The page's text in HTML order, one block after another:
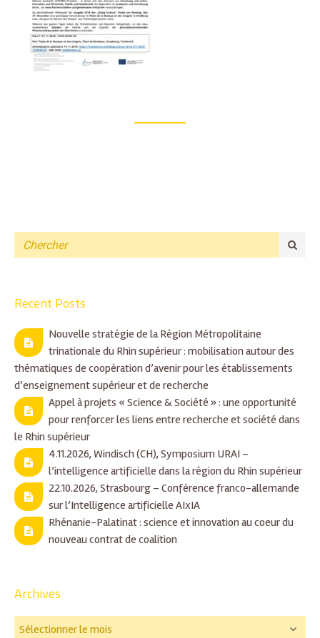
Recent Posts
Nouvelle stratégie de la Région Métropolitaine
trinationale du Rhin supérieur : mobilisation autour des
thématiques de coopération d’avenir pour les établissements
d’enseignement supérieur et de recherche
Appel à projets « Science & Société » : une opportunité
pour renforcer les liens entre recherche et société dans
le Rhin supérieur
4.11.2026, Windisch (CH), Symposium URAI –
l’intelligence artificielle dans la région du Rhin supérieur
22.10.2026, Strasbourg – Conférence franco-allemande
sur l’Intelligence artificielle AIxIA
Rhénanie-Palatinat : science et innovation au coeur du
nouveau contrat de coalition
Archives